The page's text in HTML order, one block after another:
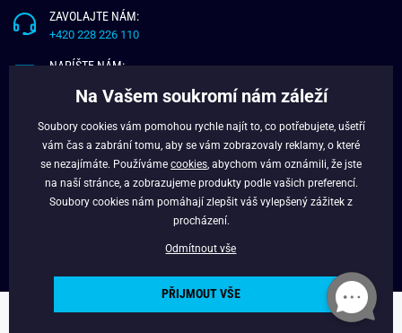
ZAVOLAJTE NÁM:
+420 228 226 110
NAPÍŠTE NÁM:
O NÁS
VĚRNOSTNÍ PROGRAM
Copyright © 2024 - Budchlap.cz Všechna práva vyhrazena. webdesign ©
Na Vašem soukromí nám záleží
Soubory cookies vám pomohou rychle najít to, co potřebujete, ušetří
vám čas a zabrání tomu, aby se vám zobrazovaly reklamy, o které
se nezajímáte. Používáme cookies , abychom vám oznámili, že jste
na naší stránce, a zobrazujeme produkty podle vašich preferencí.
Soubory cookies nám pomáhají zlepšit váš vylepšený zážitek z
procházení.
Odmítnout vše
PŘIJMOUT VŠE